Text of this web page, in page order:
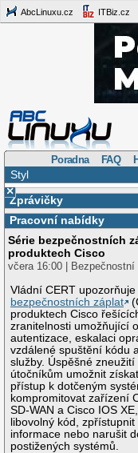
AbcLinuxu.cz ITBiz.cz
Poradna FAQ
Styl
×
Zprávičky
Pracovní nabídky
Série bezpečnostních
produktech Cisco
včera 16:00 | Bezpečnostní
Vládní CERT upozorňuje
bezpečnostních záplat
produktech Cisco
zranitelnosti umožňující
autentizace, eskalaci
vzdálené spuštění kódu
služby. Úspěšné zneužití
útočníkům umožnit
přístup k dotčeným
kompromitovat zařízení
SD-WAN a Cisco IOS
libovolný kód, zpřístupnit
informace nebo narušit
postižených systémů.